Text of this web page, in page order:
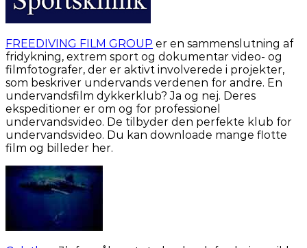
FREEDIVING FILM GROUP er en sammenslutning af
fridykning, extrem sport og dokumentar video- og
filmfotografer, der er aktivt involverede i projekter,
som beskriver undervands verdenen for andre. En
undervandsfilm dykkerklub? Ja og nej. Deres
ekspeditioner er om og for professionel
undervandsvideo. De tilbyder den perfekte klub for
undervandsvideo. Du kan downloade mange flotte
film og billeder her.